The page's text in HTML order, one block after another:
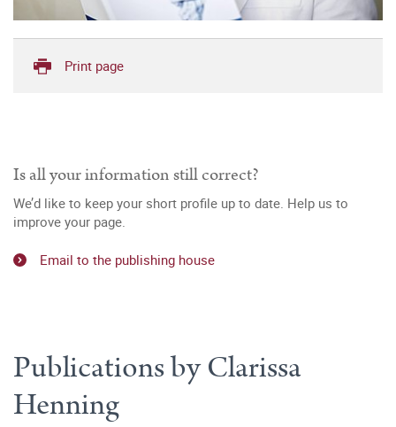
Print page
Is all your information still correct?
We’d like to keep your short profile up to date. Help us to
improve your page.
Email to the publishing house
Publications by Clarissa
Henning